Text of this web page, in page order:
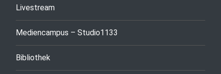
Livestream
Mediencampus – Studio1133
Bibliothek